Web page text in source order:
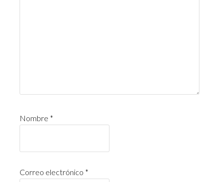
Nombre *
Correo electrónico *